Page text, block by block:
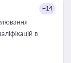
+14
в